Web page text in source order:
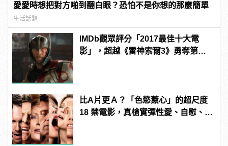
愛愛時想把對方啪到翻白眼？恐怕不是你想的那麼簡單
生活話題
IMDb觀眾評分「2017最佳十大電
影」，超越《雷神索爾3》勇奪第一
比A片更Ａ？「色慾薰心」的超尺度
18 禁電影，真槍實彈性愛、自慰、